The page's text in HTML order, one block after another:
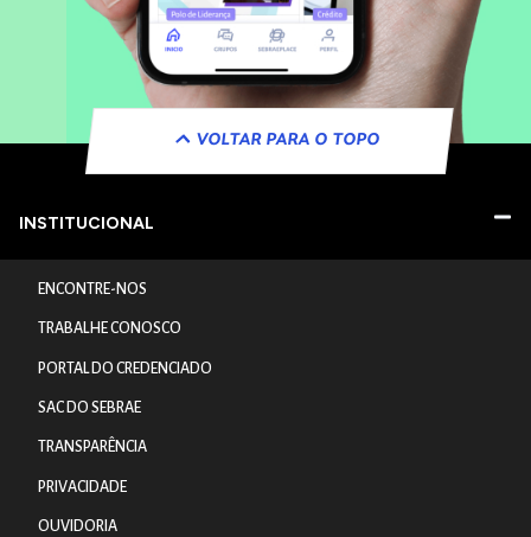
VOLTAR PARA O TOPO
INSTITUCIONAL
ENCONTRE-NOS
TRABALHE CONOSCO
PORTAL DO CREDENCIADO
SAC DO SEBRAE
TRANSPARÊNCIA
PRIVACIDADE
OUVIDORIA